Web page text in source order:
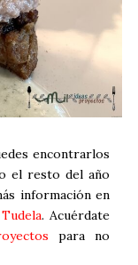
encontrarlos
el resto del año
información en
. Acuérdate
para no